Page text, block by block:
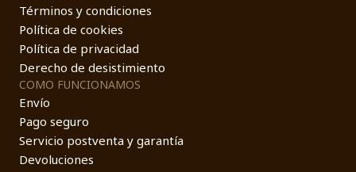
Términos y condiciones
Política de cookies
Política de privacidad
Derecho de desistimiento
COMO FUNCIONAMOS
Envío
Pago seguro
Servicio postventa y garantía
Devoluciones